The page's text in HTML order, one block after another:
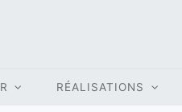
RÉALISATIONS